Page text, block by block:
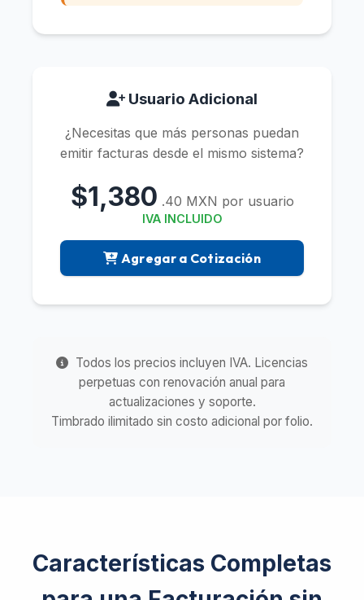
Usuario Adicional
¿Necesitas que más personas puedan
emitir facturas desde el mismo sistema?
$1,380 .40 MXN por usuario
IVA INCLUIDO
Agregar a Cotización
Todos los precios incluyen IVA. Licencias
perpetuas con renovación anual para
actualizaciones y soporte.
Timbrado ilimitado sin costo adicional por folio.
Características Completas